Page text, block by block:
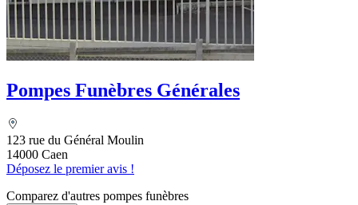
Pompes Funèbres Générales
123 rue du Général Moulin
14000 Caen
Déposez le premier avis !
Comparez d'autres pompes funèbres